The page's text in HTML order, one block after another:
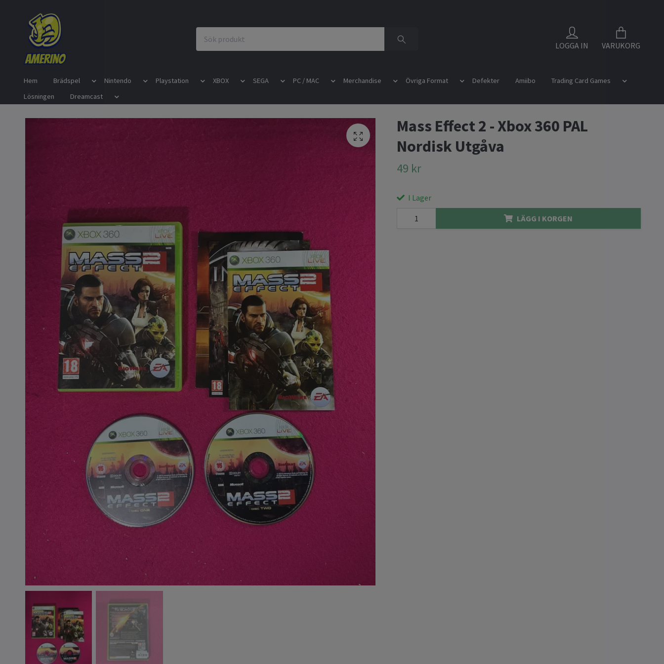
LOGGA IN VARUKORG
Hem Brädspel Nintendo Playstation XBOX SEGA PC / MAC Merchandise Övriga Format Defekter Amiibo
Trading Card Games
Lösningen
Dreamcast
Mass Effect 2 - Xbox 360 PAL
Nordisk Utgåva
49 kr
I Lager
LÄGG I KORGEN